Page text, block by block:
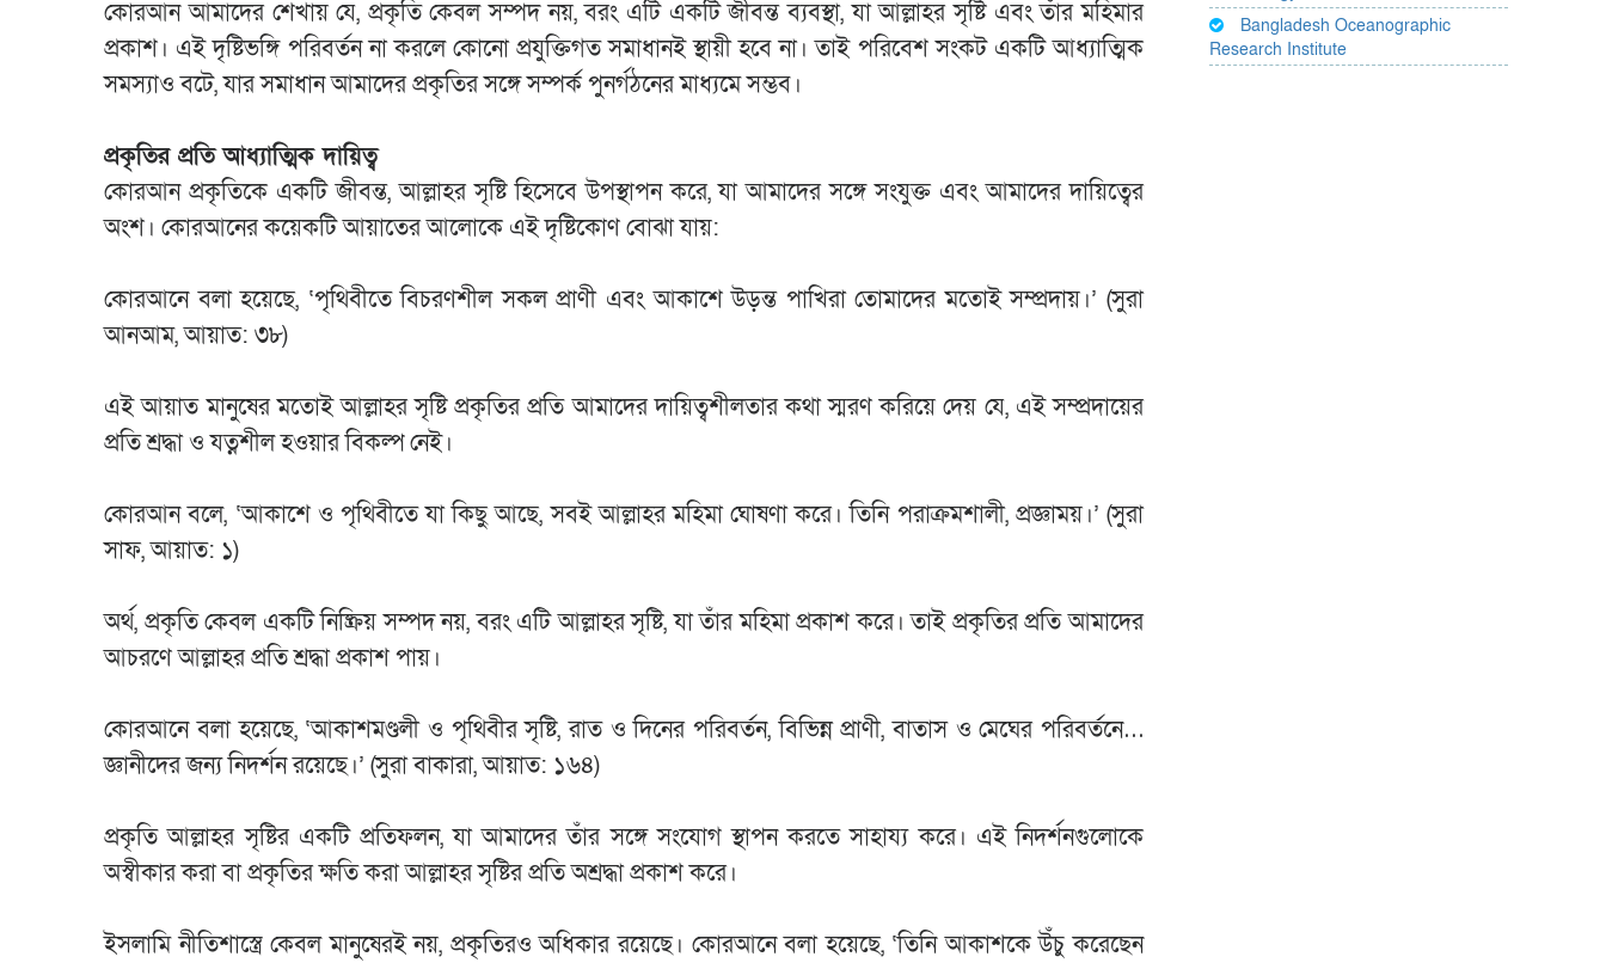
কোরআন আমাদের শেখায় যে, প্রকৃতি কেবল সম্পদ নয়, বরং এটি একটি জীবন্ত ব্যবস্থা, যা আল্লাহর সৃষ্টি এবং তাঁর মহিমার
প্রকাশ। এই দৃষ্টিভঙ্গি পরিবর্তন না করলে কোনো প্রযুক্তিগত সমাধানই স্থায়ী হবে না। তাই পরিবেশ সংকট একটি আধ্যাত্মিক
সমস্যাও বটে, যার সমাধান আমাদের প্রকৃতির সঙ্গে সম্পর্ক পুনর্গঠনের মাধ্যমে সম্ভব।
প্রকৃতির প্রতি আধ্যাত্মিক দায়িত্ব
কোরআন প্রকৃতিকে একটি জীবন্ত, আল্লাহর সৃষ্টি হিসেবে উপস্থাপন করে, যা আমাদের সঙ্গে সংযুক্ত এবং আমাদের দায়িত্বের
অংশ। কোরআনের কয়েকটি আয়াতের আলোকে এই দৃষ্টিকোণ বোঝা যায়:
কোরআনে বলা হয়েছে, ‘পৃথিবীতে বিচরণশীল সকল প্রাণী এবং আকাশে উড়ন্ত পাখিরা তোমাদের মতোই সম্প্রদায়।’ (সুরা
আনআম, আয়াত: ৩৮)
এই আয়াত মানুষের মতোই আল্লাহর সৃষ্টি প্রকৃতির প্রতি আমাদের দায়িত্বশীলতার কথা স্মরণ করিয়ে দেয় যে, এই সম্প্রদায়ের
প্রতি শ্রদ্ধা ও যত্নশীল হওয়ার বিকল্প নেই।
কোরআন বলে, ‘আকাশে ও পৃথিবীতে যা কিছু আছে, সবই আল্লাহর মহিমা ঘোষণা করে। তিনি পরাক্রমশালী, প্রজ্ঞাময়।’ (সুরা
সাফ, আয়াত: ১)
অর্থ, প্রকৃতি কেবল একটি নিষ্ক্রিয় সম্পদ নয়, বরং এটি আল্লাহর সৃষ্টি, যা তাঁর মহিমা প্রকাশ করে। তাই প্রকৃতির প্রতি আমাদের
আচরণে আল্লাহর প্রতি শ্রদ্ধা প্রকাশ পায়।
কোরআনে বলা হয়েছে, ‘আকাশমণ্ডলী ও পৃথিবীর সৃষ্টি, রাত ও দিনের পরিবর্তন, বিভিন্ন প্রাণী, বাতাস ও মেঘের পরিবর্তনে…
জ্ঞানীদের জন্য নিদর্শন রয়েছে।’ (সুরা বাকারা, আয়াত: ১৬৪)
প্রকৃতি আল্লাহর সৃষ্টির একটি প্রতিফলন, যা আমাদের তাঁর সঙ্গে সংযোগ স্থাপন করতে সাহায্য করে। এই নিদর্শনগুলোকে
অস্বীকার করা বা প্রকৃতির ক্ষতি করা আল্লাহর সৃষ্টির প্রতি অশ্রদ্ধা প্রকাশ করে।
ইসলামি নীতিশাস্ত্রে কেবল মানুষেরই নয়, প্রকৃতিরও অধিকার রয়েছে। কোরআনে বলা হয়েছে, ‘তিনি আকাশকে উঁচু করেছেন
Bangladesh Oceanographic
Research Institute